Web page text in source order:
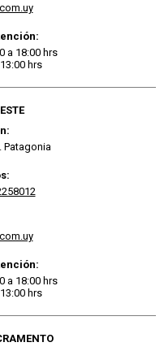
a 18:00 hrs
hrs
Patagonia
a 18:00 hrs
hrs